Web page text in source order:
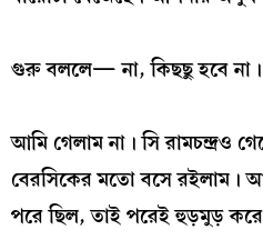
গুরু বললে— না, কিছছু হবে
আমি গেলাম না। সি রামচন্দ্রও
বেরসিকের মতো বসে রইলাম।
পরে ছিল, তাই পরেই হুড়মুড়